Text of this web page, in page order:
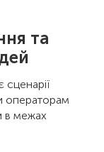
та
операторам
в межах